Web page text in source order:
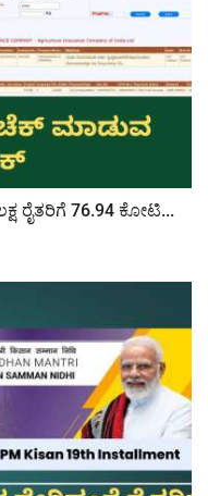
ರೈತರಿಗೆ 76.94 ಕೋಟಿ...